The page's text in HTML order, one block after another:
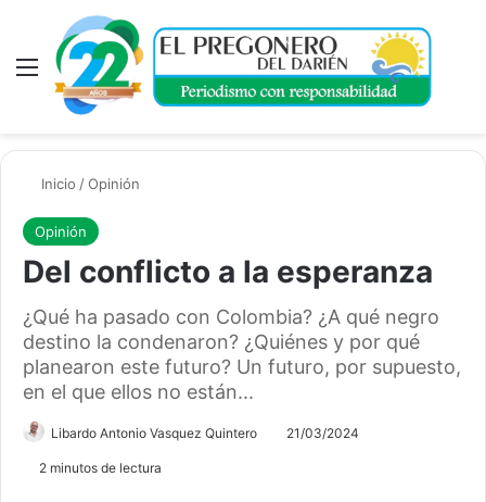
Menú
Inicio /Opinión
Opinión
Del conflicto a la esperanza
¿Qué ha pasado con Colombia? ¿A qué negro
destino la condenaron? ¿Quiénes y por qué
planearon este futuro? Un futuro, por supuesto,
en el que ellos no están...
Libardo Antonio Vasquez Quintero 21/03/2024
2 minutos de lectura